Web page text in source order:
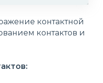
контактной
контактов и